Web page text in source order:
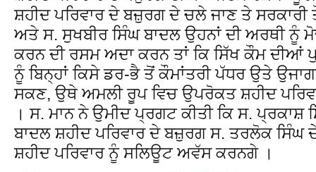
ਸ਼ਹੀਦ ਪਰਿਵਾਰ ਦੇ ਬਜ਼ੁਰਗ ਦੇ ਚਲੇ ਜਾਣ ਤੇ
ਅਤੇ ਸ. ਸੁਖਬੀਰ ਸਿੰਘ ਬਾਦਲ ਉਹਨਾਂ ਦੀ ਅਰਥੀ ਨੂੰ
ਕਰਨ ਦੀ ਰਸਮ ਅਦਾ ਕਰਨ ਤਾਂ ਕਿ ਸਿੱਖ ਕੌਮ ਦੀਆਂ
ਨੂੰ ਬਿਨ੍ਹਾਂ ਕਿਸੇ ਡਰ-ਭੈ ਤੋਂ ਕੌਮਾਂਤਰੀ ਪੱਧਰ ਉਤੇ
ਸਕਣ, ਉਥੇ ਅਮਲੀ ਰੂਪ ਵਿਚ ਉਪਰੋਕਤ ਸ਼ਹੀਦ
। ਸ. ਮਾਨ ਨੇ ਉਮੀਦ ਪ੍ਰਗਟ ਕੀਤੀ ਕਿ ਸ. ਪ੍ਰਕਾਸ਼
ਬਾਦਲ ਸ਼ਹੀਦ ਪਰਿਵਾਰ ਦੇ ਬਜ਼ੁਰਗ ਸ. ਤਰਲੋਕ ਸਿੰਘ
ਸ਼ਹੀਦ ਪਰਿਵਾਰ ਨੂੰ ਸਲਿਊਟ ਅਵੱਸ ਕਰਨਗੇ ।